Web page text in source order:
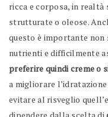
ricca e corposa, in
strutturate o oleose.
questo è importante
nutrienti e difficilmente
preferire quindi creme o
a migliorare
evitare al risveglio